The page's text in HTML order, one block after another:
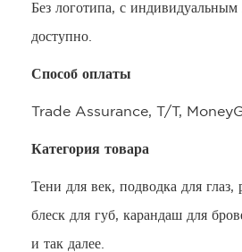
Без логотипа, с
доступно.
Способ оплаты
Trade Assurance, T/T,
Категория товара
Тени для век, подводка для
блеск для губ, карандаш для
и так далее.